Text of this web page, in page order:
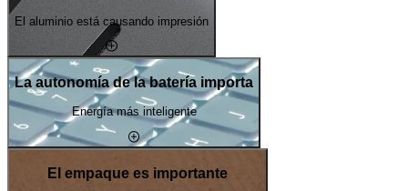
El aluminio está causando impresión
La autonomía de la batería importa
Energía más inteligente
El empaque es importante